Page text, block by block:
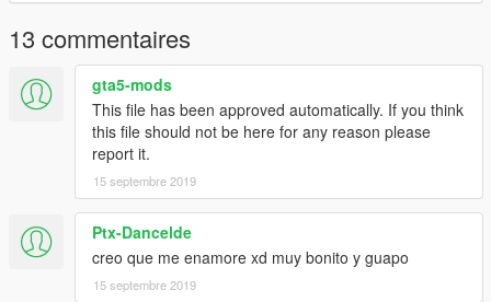
13 commentaires
gta5-mods
This file has been approved automatically. If you think
this file should not be here for any reason please
report it.
15 septembre 2019
Ptx-Dancelde
creo que me enamore xd muy bonito y guapo
15 septembre 2019